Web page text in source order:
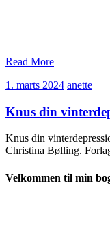
Read More
1. marts 20241.
2024
anette
Knus din
Knus din
Christina Bølling.
Velkommen til min